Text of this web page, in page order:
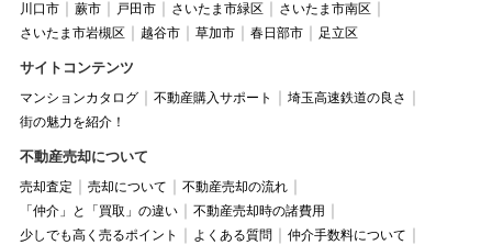
川口市 蕨市 戸田市 さいたま市緑区
さいたま市南区
さいたま市岩槻区
越谷市 草加市 春日部市 足立区
サイトコンテンツ
マンションカタログ 不動産購入サポート
埼玉高速鉄道の良さ
街の魅力を紹介！
不動産売却について
売却査定 売却について
不動産売却の流れ
「仲介」と「買取」の違い
不動産売却時の諸費用
少しでも高く売るポイント
よくある質問
仲介手数料について